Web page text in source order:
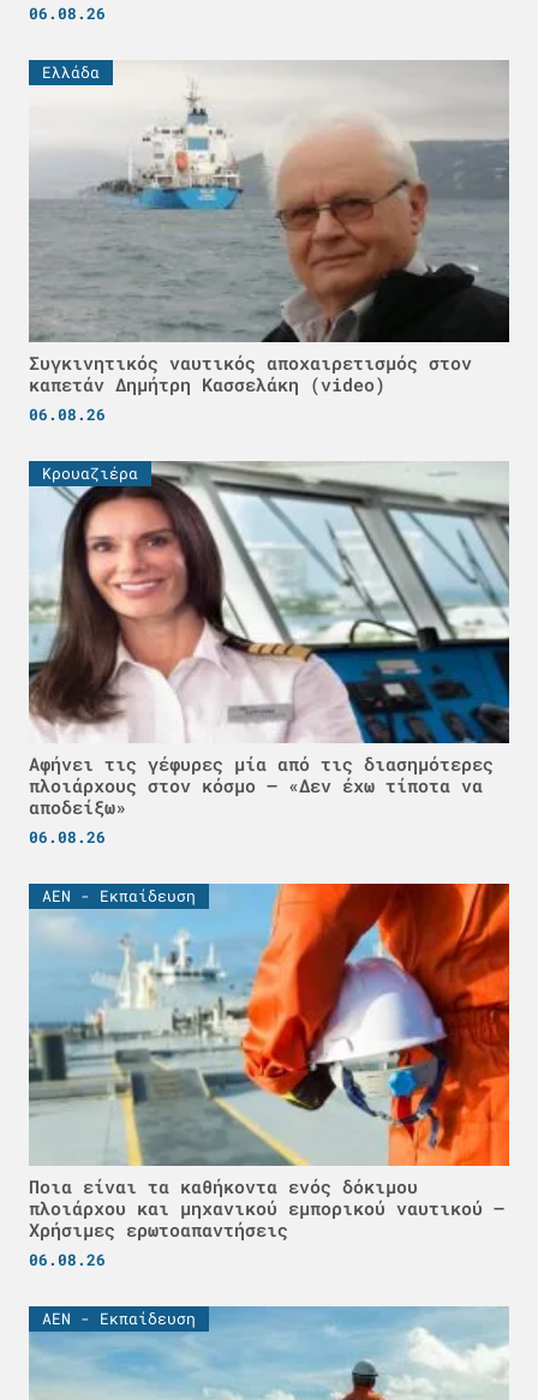
06.08.26
Ελλάδα
Συγκινητικός ναυτικός αποχαιρετισμός στον
καπετάν Δημήτρη Κασσελάκη (video)
06.08.26
Κρουαζιέρα
Αφήνει τις γέφυρες μία από τις διασημότερες
πλοιάρχους στον κόσμο – «Δεν έχω τίποτα να
αποδείξω»
06.08.26
ΑΕΝ - Εκπαίδευση
Ποια είναι τα καθήκοντα ενός δόκιμου
πλοιάρχου και μηχανικού εμπορικού ναυτικού –
Χρήσιμες ερωτοαπαντήσεις
06.08.26
ΑΕΝ - Εκπαίδευση